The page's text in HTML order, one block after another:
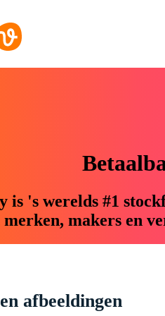
is 's werelds #1
makers en
afbeeldingen